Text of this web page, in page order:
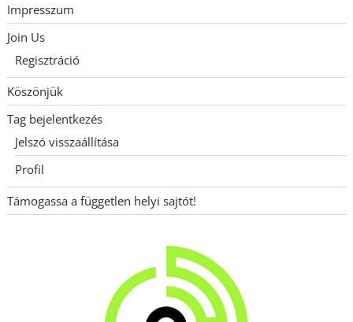
Impresszum
Join Us
Regisztráció
Köszönjük
Tag bejelentkezés
Jelszó visszaállítása
Profil
Támogassa a független helyi sajtót!